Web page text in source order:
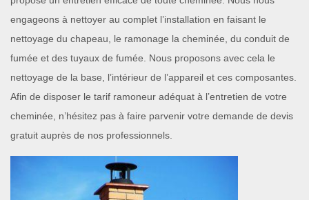
engageons à nettoyer au complet l’installation en faisant le
nettoyage du chapeau, le ramonage la cheminée, du conduit de
fumée et des tuyaux de fumée. Nous proposons avec cela le
nettoyage de la base, l’intérieur de l’appareil et ces composantes.
Afin de disposer le tarif ramoneur adéquat à l’entretien de votre
cheminée, n’hésitez pas à faire parvenir votre demande de devis
gratuit auprès de nos professionnels.